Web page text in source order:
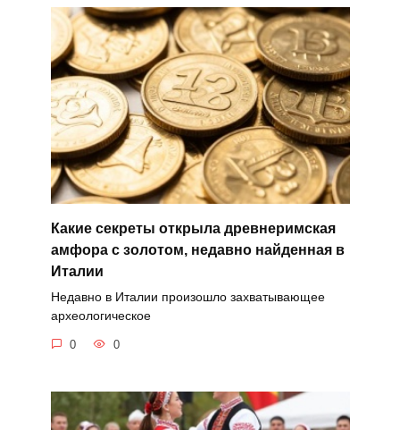
Какие секреты открыла древнеримская
амфора с золотом, недавно найденная в
Италии
Недавно в Италии произошло захватывающее
археологическое
0 0